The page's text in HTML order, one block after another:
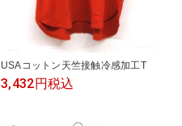
USAコットン天竺接触冷感加工T
3,432円税込